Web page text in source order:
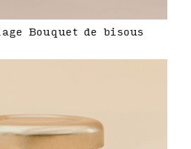
Bouquet de bisous